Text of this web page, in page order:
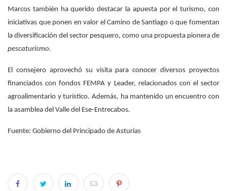
Marcos también ha querido destacar la apuesta por el turismo, con
iniciativas que ponen en valor el Camino de Santiago o que fomentan
la diversificación del sector pesquero, como una propuesta pionera de
pescaturismo.
El consejero aprovechó su visita para conocer diversos proyectos
financiados con fondos FEMPA y Leader, relacionados con el sector
agroalimentario y turístico. Además, ha mantenido un encuentro con
la asamblea del Valle del Ese-Entrecabos.
Fuente: Gobierno del Principado de Asturias